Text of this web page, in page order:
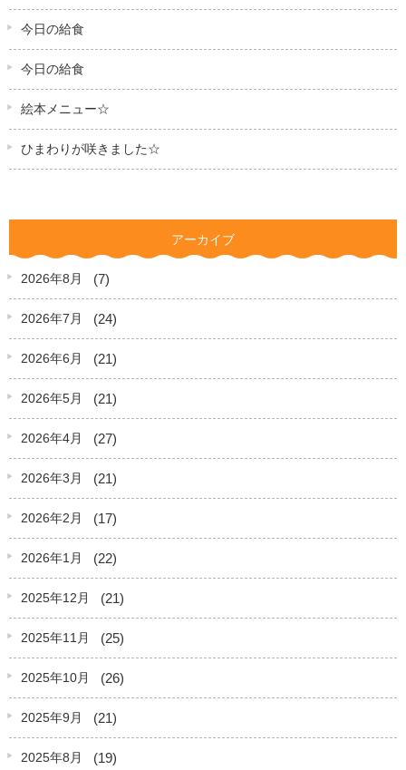
今日の給食
今日の給食
絵本メニュー☆
ひまわりが咲きました☆
アーカイブ
2026年8月 (7)
2026年7月 (24)
2026年6月 (21)
2026年5月 (21)
2026年4月 (27)
2026年3月 (21)
2026年2月 (17)
2026年1月 (22)
2025年12月 (21)
2025年11月 (25)
2025年10月 (26)
2025年9月 (21)
2025年8月 (19)